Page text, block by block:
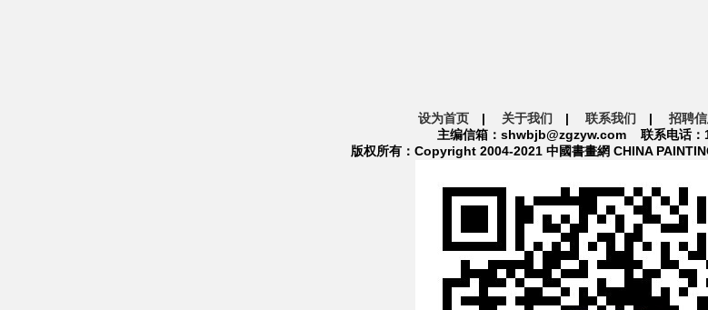
设为首页 | 关于我们 | 联系我们 | 招聘
主编信箱：shwbjb@zgzyw.com 联系电话：
版权所有：Copyright 2004-2021 中國書畫網 CHINA